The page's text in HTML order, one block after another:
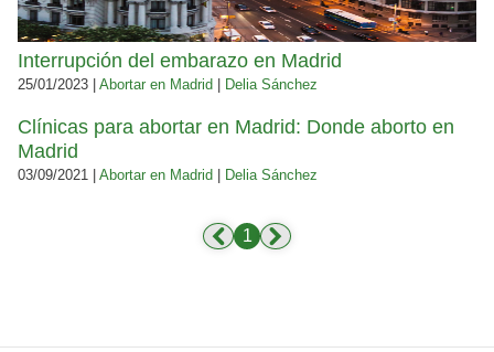
Interrupción del embarazo en Madrid
25/01/2023 | Abortar en Madrid Delia Sánchez
Clínicas para abortar en Madrid: Donde aborto en
Madrid
03/09/2021 | Abortar en Madrid Delia Sánchez
1